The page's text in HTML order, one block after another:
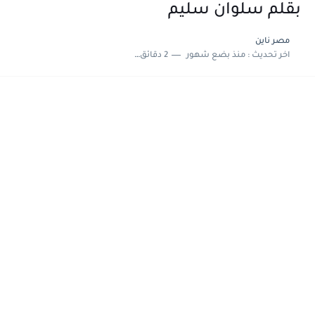
بقلم سلوان سليم
مصر ناين
اخر تحديث :منذ بضع شهور 2 دقائق للقراءة